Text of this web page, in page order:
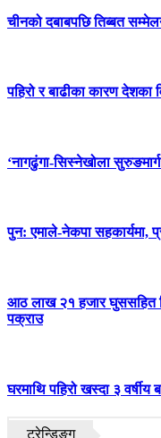
चीनको दबाबपछि तिब्बत
पहिरो र बाढीका कारण देशका
‘नागढुंगा-सिस्नेखोला
पुन: एमाले-नेकपा सहकार्यमा,
आठ लाख २१ हजार घुससहित
पक्राउ
घरमाथि पहिरो खस्दा ३
ट्रेन्डिङ्ग